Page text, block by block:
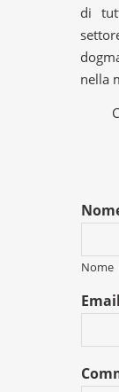
di
nella
Nome